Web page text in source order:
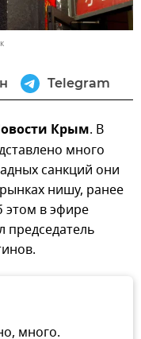
Telegram
Крым. В
много
санкций они
нишу, ранее
в эфире
председатель
много.